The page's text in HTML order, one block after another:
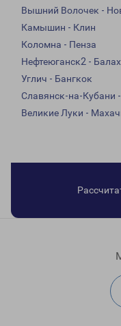
Вышний Волочек -
Камышин - Клин
Коломна - Пенза
Нефтеюганск2 -
Углич - Бангкок
Славянск-на-Кубани
Великие Луки -